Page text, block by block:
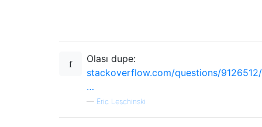
Olası dupe:
stackoverflow.com/questions/9126512/
…
— Eric Leschinski